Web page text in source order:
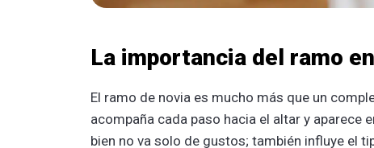
La importancia del ramo
El ramo de novia es mucho más que un
acompaña cada paso hacia el altar y
bien no va solo de gustos; también influye el